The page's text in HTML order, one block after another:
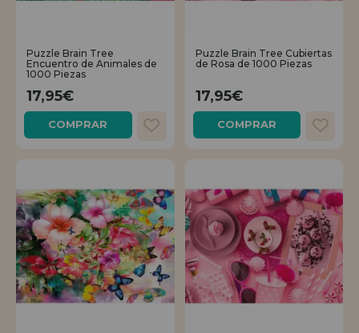
Puzzle Brain Tree
Encuentro de Animales de
1000 Piezas
17,95€
COMPRAR
Puzzle Brain Tree Cubiertas
de Rosa de 1000 Piezas
17,95€
COMPRAR